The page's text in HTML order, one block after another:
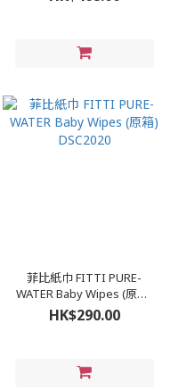
菲比紙巾 FITTI PURE-
WATER Baby Wipes (原箱)
DSC2020
HK$290.00